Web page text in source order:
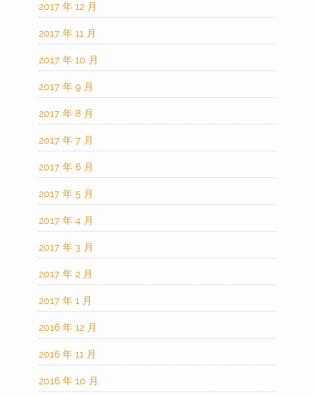
2017 年 12 月
2017 年 11 月
2017 年 10 月
2017 年 9 月
2017 年 8 月
2017 年 7 月
2017 年 6 月
2017 年 5 月
2017 年 4 月
2017 年 3 月
2017 年 2 月
2017 年 1 月
2016 年 12 月
2016 年 11 月
2016 年 10 月